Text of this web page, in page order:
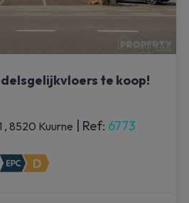
te koop!
, 8520 Kuurne Ref: 6773